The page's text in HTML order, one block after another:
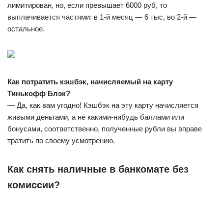
лимитирован, но, если превышает 6000 руб, то
выплачивается частями: в 1-й месяц — 6 тыс, во 2-й —
остальное.
Как потратить кэшбэк, начисляемый на карту
Тинькофф Блэк?
— Да, как вам угодно! Кэшбэк на эту карту начисляется
живыми деньгами, а не какими-нибудь баллами или
бонусами, соответственно, полученные рубли вы вправе
тратить по своему усмотрению.
Как снять наличные в банкомате без
комиссии?